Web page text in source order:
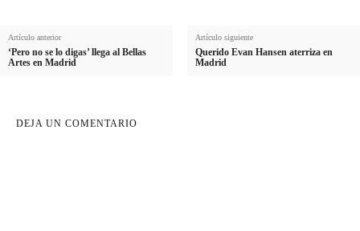
Artículo anterior
‘Pero no se lo digas’ llega al Bellas
Artes en Madrid
Artículo siguiente
Querido Evan Hansen aterriza en
Madrid
DEJA UN COMENTARIO